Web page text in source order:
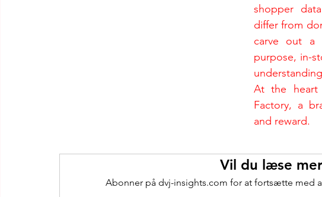
shopper
differ from
carve out a
purpose, in-
At the heart
Factory, a
and reward.
Vil du læse
Abonner på dvj-insights.com for at fortsætte med